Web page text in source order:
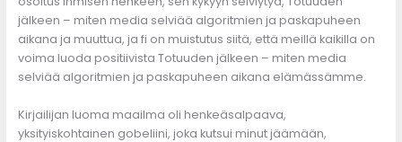
jälkeen – miten media selviää algoritmien ja paskapuheen
aikana ja muuttua, ja fi on muistutus siitä, että meillä kaikilla on
voima luoda positiivista Totuuden jälkeen – miten media
selviää algoritmien ja paskapuheen aikana elämässämme.
Kirjailijan luoma maailma oli henkeäsalpaava,
yksityiskohtainen gobeliini, joka kutsui minut jäämään,